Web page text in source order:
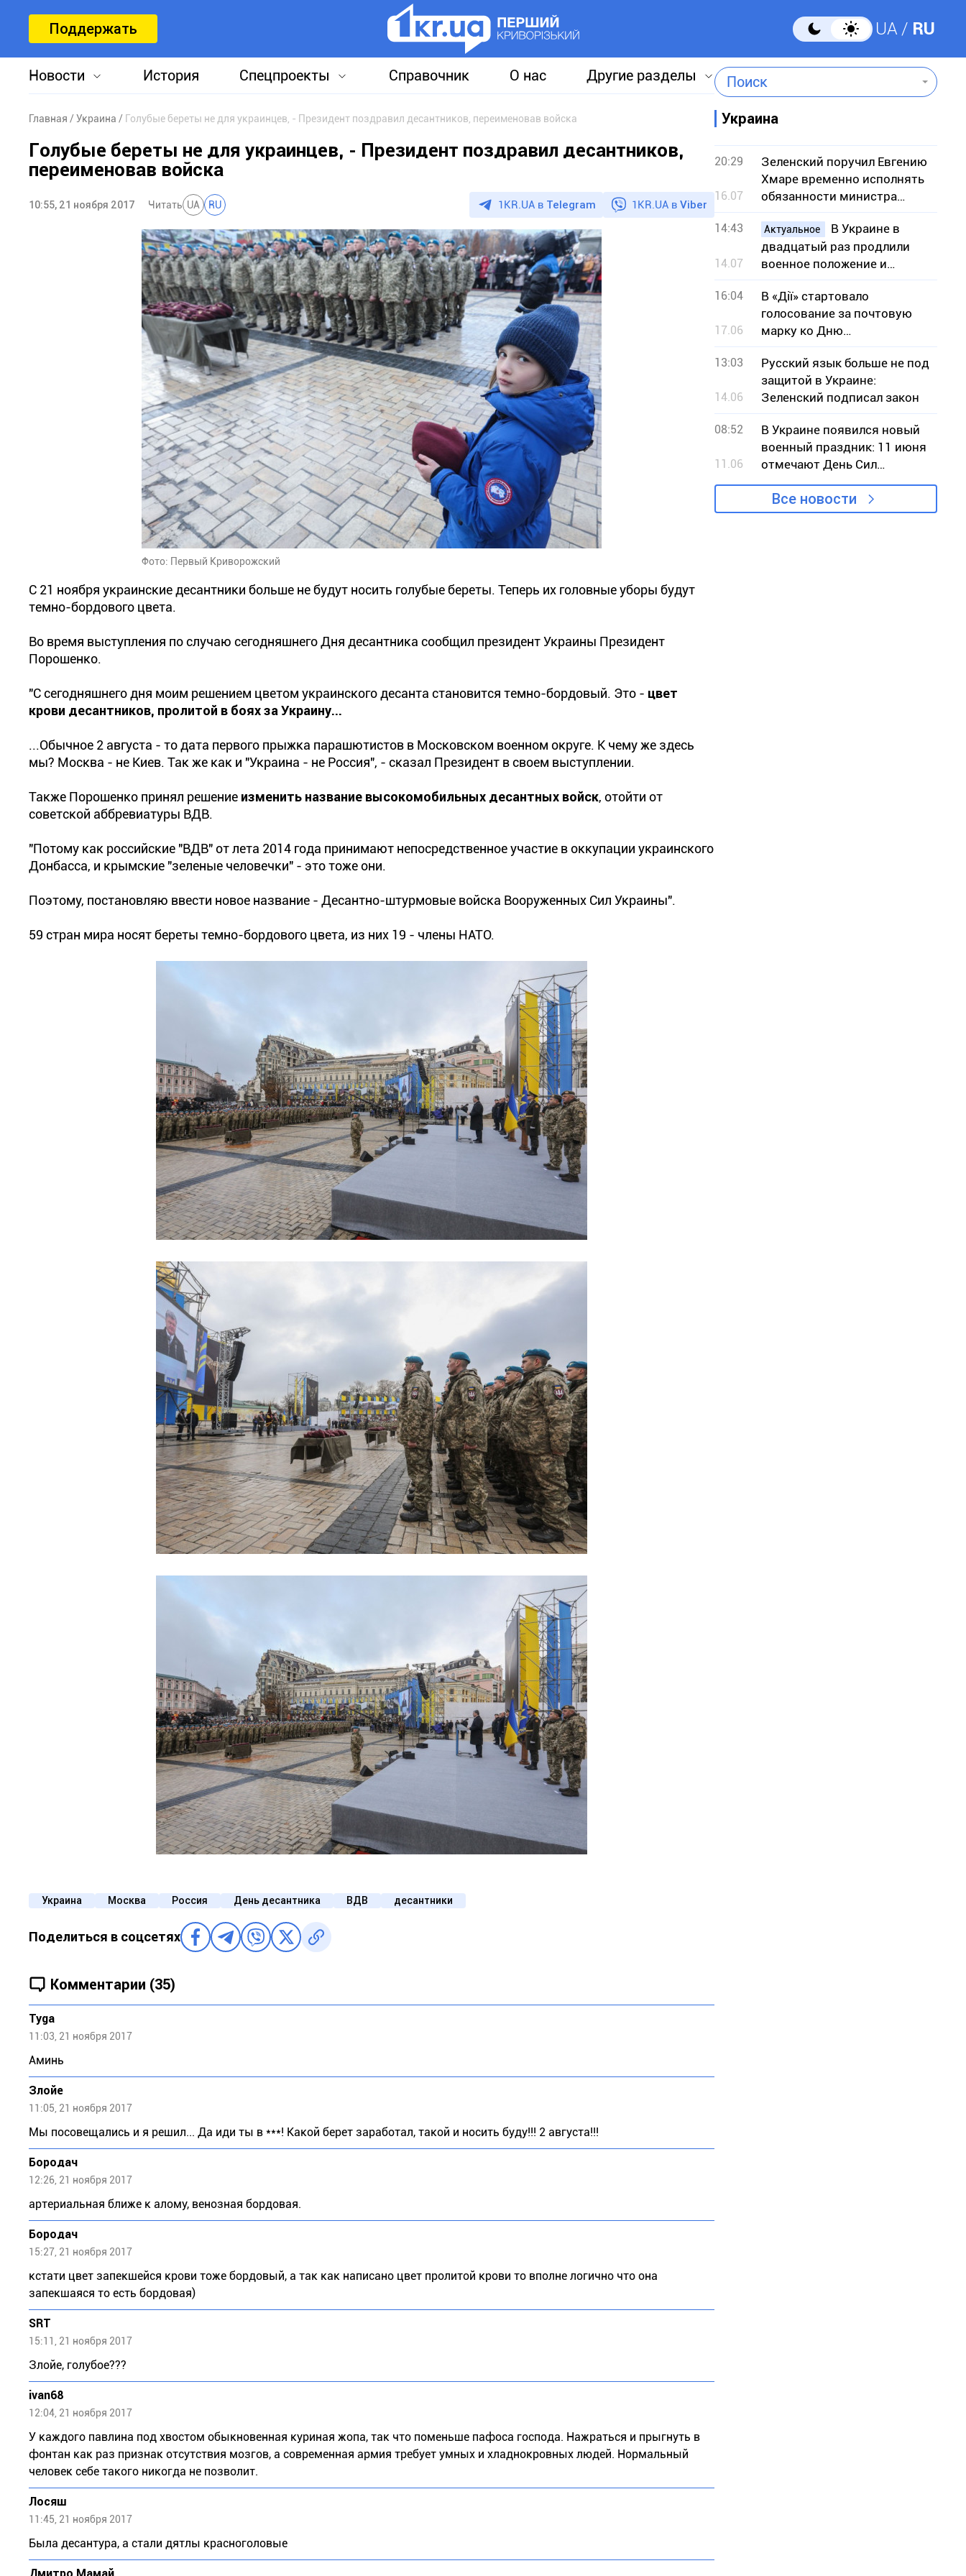
Поддержать UA RU
Новости История Спецпроекты Справочник О нас Другие разделы Поиск
Главная Украина Голубые береты не для украинцев, - Президент поздравил десантников, переименовав войска
Голубые береты не для украинцев, - Президент поздравил десантников,
переименовав войска
10:55, 21 ноября 2017 Читать UA RU 1KR.UA в Telegram 1KR.UA в Viber
Фото: Первый Криворожский
С 21 ноября украинские десантники больше не будут носить голубые береты. Теперь их головные уборы будут
темно-бордового цвета.
Во время выступления по случаю сегодняшнего Дня десантника сообщил президент Украины Президент
Порошенко.
"С сегодняшнего дня моим решением цветом украинского десанта становится темно-бордовый. Это - цвет
крови десантников, пролитой в боях за Украину...
...Обычное 2 августа - то дата первого прыжка парашютистов в Московском военном округе. К чему же здесь
мы? Москва - не Киев. Так же как и "Украина - не Россия", - сказал Президент в своем выступлении.
Также Порошенко принял решение изменить название высокомобильных десантных войск, отойти от
советской аббревиатуры ВДВ.
"Потому как российские "ВДВ" от лета 2014 года принимают непосредственное участие в оккупации украинского
Донбасса, и крымские "зеленые человечки" - это тоже они.
Поэтому, постановляю ввести новое название - Десантно-штурмовые войска Вооруженных Сил Украины".
59 стран мира носят береты темно-бордового цвета, из них 19 - члены НАТО.
Украина Москва Россия День десантника ВДВ десантники
Поделиться в соцсетях
Комментарии (35)
Tyga
11:03, 21 ноября 2017
Аминь
Злойе
11:05, 21 ноября 2017
Мы посовещались и я решил... Да иди ты в ***! Какой берет заработал, такой и носить буду!!! 2 августа!!!
Бородач
12:26, 21 ноября 2017
артериальная ближе к алому, венозная бордовая.
Бородач
15:27, 21 ноября 2017
кстати цвет запекшейся крови тоже бордовый, а так как написано цвет пролитой крови то вполне логично что она
запекшаяся то есть бордовая)
SRT
15:11, 21 ноября 2017
Злойе, голубое???
ivan68
12:04, 21 ноября 2017
У каждого павлина под хвостом обыкновенная куриная жопа, так что поменьше пафоса господа. Нажраться и прыгнуть в
фонтан как раз признак отсутствия мозгов, а современная армия требует умных и хладнокровных людей. Нормальный
человек себе такого никогда не позволит.
Лосяш
11:45, 21 ноября 2017
Была десантура, а стали дятлы красноголовые
Украина
20:29
16.07
Зеленский поручил Евгению
Хмаре временно исполнять
обязанности министра
обороны
14:43
14.07
Актуальное
В Украине в
двадцатый раз продлили
военное положение и
мобилизацию: на какой срок
16:04
17.06
В «Дії» стартовало
голосование за почтовую
марку ко Дню
Независимости Украины
13:03
14.06
Русский язык больше не под
защитой в Украине:
Зеленский подписал закон
08:52
11.06
В Украине появился новый
военный праздник: 11 июня
отмечают День Сил
беспилотных систем
Все новости